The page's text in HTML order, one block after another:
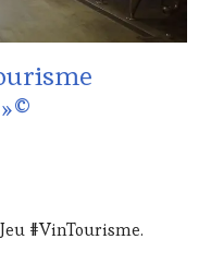
#VinTourisme.